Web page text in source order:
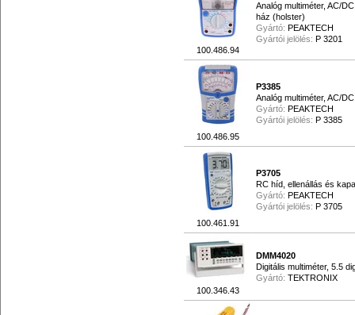
100.486.94
Analóg multiméter, AC/
ház (holster)
Gyártó: PEAKTECH
Gyártói jelölés: P 3201
100.486.95
P3385
Analóg multiméter, AC/
Gyártó: PEAKTECH
Gyártói jelölés: P 3385
100.461.91
P3705
RC híd, ellenállás és
Gyártó: PEAKTECH
Gyártói jelölés: P 3705
100.346.43
DMM4020
Digitális multiméter, 5.5
Gyártó: TEKTRONIX